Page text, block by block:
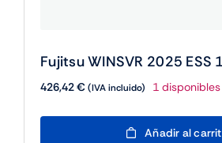
Fujitsu WINSVR 2025 ESS
426,42€(IVA incluido) 1 disponibles
Fujitsu
WINSVR
Añadir al